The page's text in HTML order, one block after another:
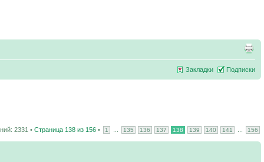
Закладки Подписки
2331 • Страница 138 из 156 • 1 135 136 137 138 139 140 141 156